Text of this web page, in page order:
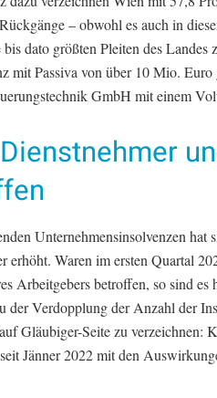
– obwohl es auch in
dato größten Pleiten des Landes
mit Passiva von über 10 Mio.
GmbH mit einem
Unternehmensinsolvenzen hat
erhöht. Waren im ersten Quartal
Arbeitgebers betroffen, so sind es
der Verdopplung der Anzahl der
Gläubiger-Seite zu verzeichnen:
Jänner 2022 mit den